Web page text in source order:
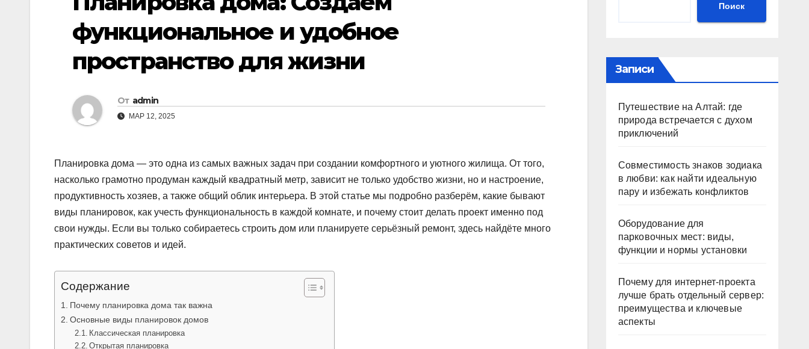
функциональное и удобное
пространство для жизни
От admin
МАР 12, 2025
Планировка дома — это одна из самых важных задач при создании комфортного и уютного жилища. От того,
насколько грамотно продуман каждый квадратный метр, зависит не только удобство жизни, но и настроение,
продуктивность хозяев, а также общий облик интерьера. В этой статье мы подробно разберём, какие бывают
виды планировок, как учесть функциональность в каждой комнате, и почему стоит делать проект именно под
свои нужды. Если вы только собираетесь строить дом или планируете серьёзный ремонт, здесь найдёте много
практических советов и идей.
Содержание
Почему планировка дома так важна
Основные виды планировок домов
Классическая планировка
Открытая планировка
Поиск
Записи
Путешествие на Алтай: где
природа встречается с духом
приключений
Совместимость знаков зодиака
в любви: как найти идеальную
пару и избежать конфликтов
Оборудование для
парковочных мест: виды,
функции и нормы установки
Почему для интернет-проекта
лучше брать отдельный сервер:
преимущества и ключевые
аспекты